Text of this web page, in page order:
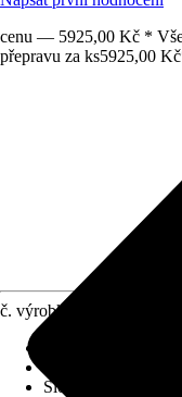
cenu — 5925,00 Kč *
přepravu za ks5925,00 Kč
č. výrobku
Složení výrobku